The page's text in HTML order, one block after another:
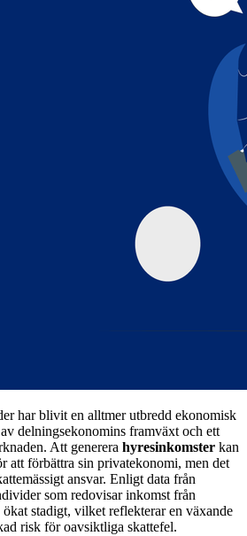
har blivit en alltmer utbredd ekonomisk
delningsekonomins framväxt och ett
Att generera hyresinkomster kan
att förbättra sin privatekonomi, men det
ansvar. Enligt data från
som redovisar inkomst från
stadigt, vilket reflekterar en växande
risk för oavsiktliga skattefel.